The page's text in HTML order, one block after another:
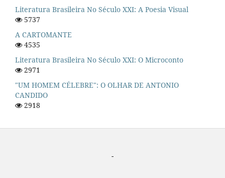
Literatura Brasileira No Século XXI: A Poesia Visual
5737
A CARTOMANTE
4535
Literatura Brasileira No Século XXI: O Microconto
2971
"UM HOMEM CÉLEBRE": O OLHAR DE ANTONIO
CANDIDO
2918
-